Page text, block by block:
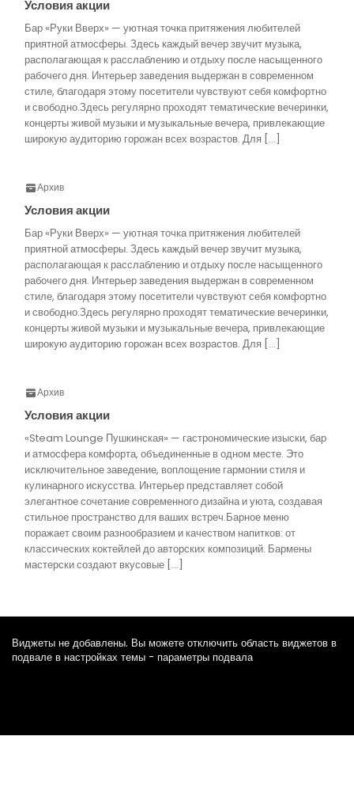
Условия акции
Бар «Руки Вверх» — уютная точка притяжения любителей
приятной атмосферы. Здесь каждый вечер звучит музыка,
располагающая к расслаблению и отдыху после насыщенного
рабочего дня. Интерьер заведения выдержан в современном
стиле, благодаря этому посетители чувствуют себя комфортно
и свободно.Здесь регулярно проходят тематические вечеринки,
концерты живой музыки и музыкальные вечера, привлекающие
широкую аудиторию горожан всех возрастов. Для […]
Архив
Условия акции
Бар «Руки Вверх» — уютная точка притяжения любителей
приятной атмосферы. Здесь каждый вечер звучит музыка,
располагающая к расслаблению и отдыху после насыщенного
рабочего дня. Интерьер заведения выдержан в современном
стиле, благодаря этому посетители чувствуют себя комфортно
и свободно.Здесь регулярно проходят тематические вечеринки,
концерты живой музыки и музыкальные вечера, привлекающие
широкую аудиторию горожан всех возрастов. Для […]
Архив
Условия акции
«Steam Lounge Пушкинская» — гастрономические изыски, бар
и атмосфера комфорта, объединенные в одном месте. Это
исключительное заведение, воплощение гармонии стиля и
кулинарного искусства. Интерьер представляет собой
элегантное сочетание современного дизайна и уюта, создавая
стильное пространство для ваших встреч.Барное меню
поражает своим разнообразием и качеством напитков: от
классических коктейлей до авторских композиций. Бармены
мастерски создают вкусовые […]
Виджеты не добавлены. Вы можете отключить область виджетов в
подвале в настройках темы - параметры подвала